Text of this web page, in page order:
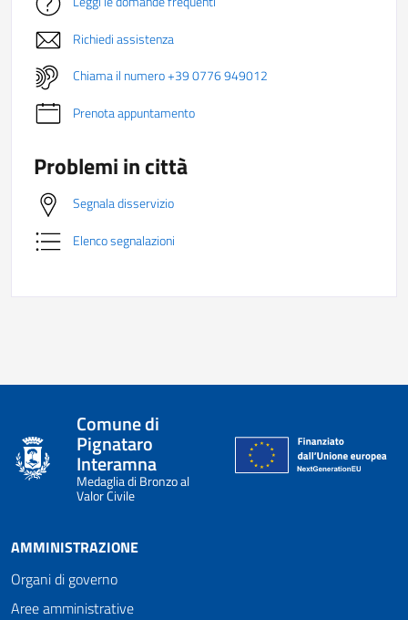
Richiedi assistenza
Chiama il numero +39 0776 949012
Prenota appuntamento
Problemi in città
Segnala disservizio
Elenco segnalazioni
Comune di
Pignataro
Interamna
Medaglia di Bronzo al
Valor Civile
AMMINISTRAZIONE
Organi di governo
Aree amministrative